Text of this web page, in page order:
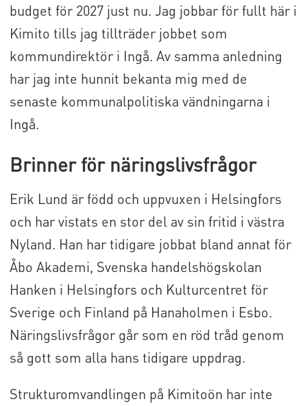
budget för 2027 just nu. Jag jobbar för fullt här i
Kimito tills jag tillträder jobbet som
kommundirektör i Ingå. Av samma anledning
har jag inte hunnit bekanta mig med de
senaste kommunalpolitiska vändningarna i
Ingå.
Brinner för näringslivsfrågor
Erik Lund är född och uppvuxen i Helsingfors
och har vistats en stor del av sin fritid i västra
Nyland. Han har tidigare jobbat bland annat för
Åbo Akademi, Svenska handelshögskolan
Hanken i Helsingfors och Kulturcentret för
Sverige och Finland på Hanaholmen i Esbo.
Näringslivsfrågor går som en röd tråd genom
så gott som alla hans tidigare uppdrag.
Strukturomvandlingen på Kimitoön har inte